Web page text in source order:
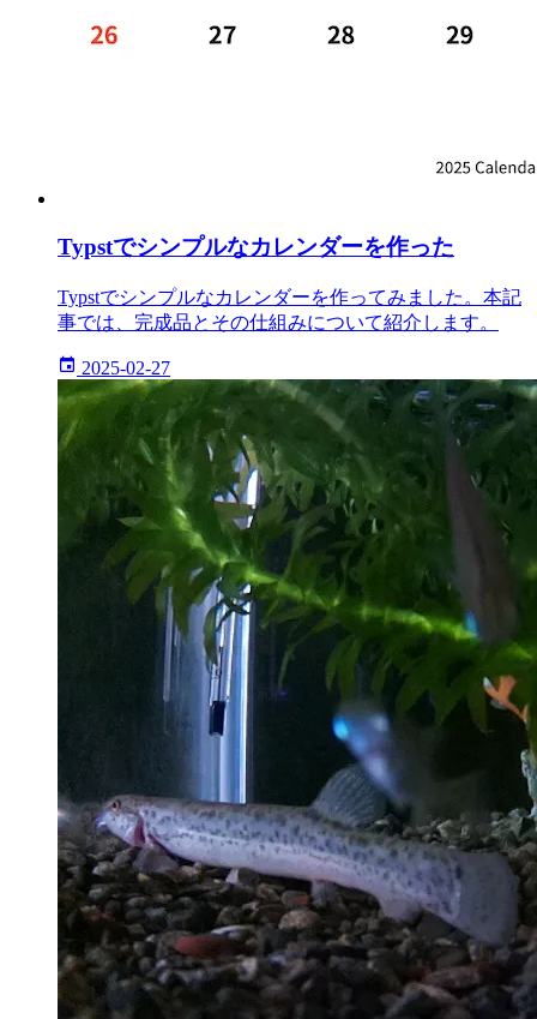
Typstでシンプルなカレンダーを作った
Typstでシンプルなカレンダーを作ってみました。本記
事では、完成品とその仕組みについて紹介します。
2025-02-27